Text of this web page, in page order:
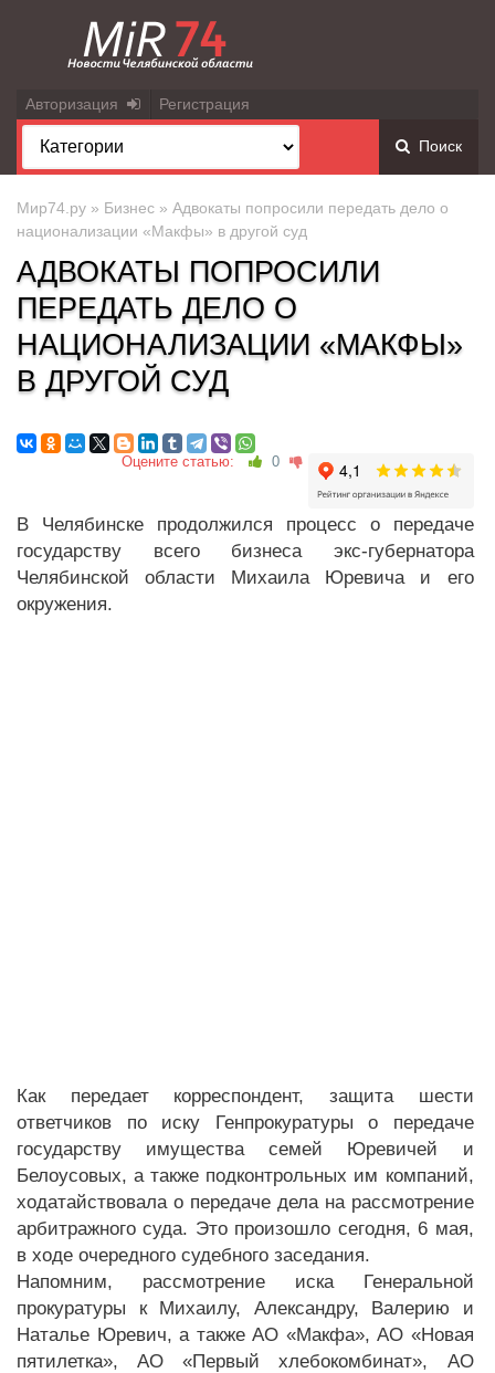
Авторизация Регистрация
Поиск
Мир74.ру » Бизнес » Адвокаты попросили передать дело о
национализации «Макфы» в другой суд
АДВОКАТЫ ПОПРОСИЛИ
ПЕРЕДАТЬ ДЕЛО О
НАЦИОНАЛИЗАЦИИ «МАКФЫ»
В ДРУГОЙ СУД
Оцените статью: 0
В Челябинске продолжился процесс о передаче
государству всего бизнеса экс-губернатора
Челябинской области Михаила Юревича и его
окружения.
Как передает корреспондент, защита шести
ответчиков по иску Генпрокуратуры о передаче
государству имущества семей Юревичей и
Белоусовых, а также подконтрольных им компаний,
ходатайствовала о передаче дела на рассмотрение
арбитражного суда. Это произошло сегодня, 6 мая,
в ходе очередного судебного заседания.
Напомним, рассмотрение иска Генеральной
прокуратуры к Михаилу, Александру, Валерию и
Наталье Юревич, а также АО «Макфа», АО «Новая
пятилетка», АО «Первый хлебокомбинат», АО